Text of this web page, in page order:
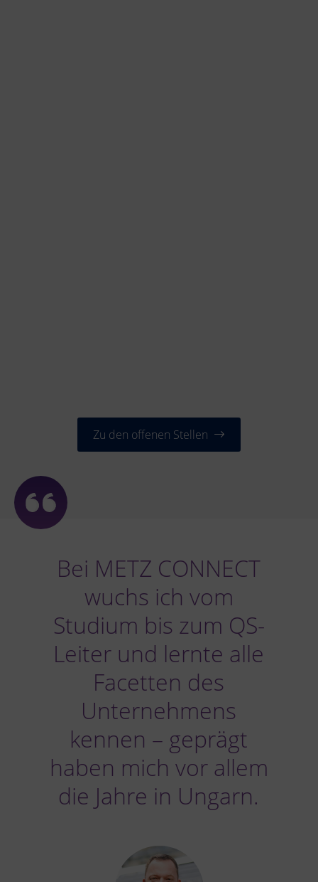
Zu den offenen Stellen
Bei METZ CONNECT
wuchs ich vom
Studium bis zum QS-
Leiter und lernte alle
Facetten des
Unternehmens
kennen – geprägt
haben mich vor allem
die Jahre in Ungarn.